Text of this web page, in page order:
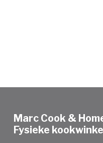
Marc Cook &
Fysieke